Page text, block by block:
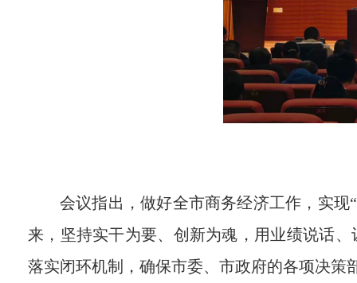
会议指出，做好全市商务经济工作，实
来，坚持实干为要、创新为魂，用业绩说话
落实闭环机制，确保市委、市政府的各项决策